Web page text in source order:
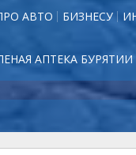
АВТО БИЗНЕСУ
АПТЕКА БУРЯТИИ